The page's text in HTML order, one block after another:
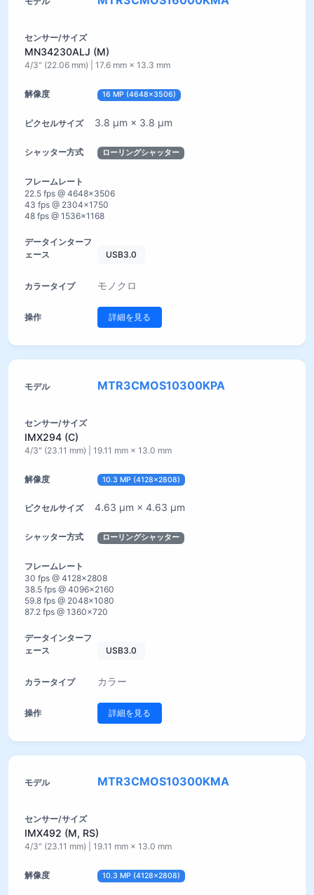
MN34230ALJ (M)
4/3" (22.06 mm) | 17.6 mm × 13.3 mm
16 MP (4648×3506)
3.8 µm × 3.8 µm
ローリングシャッター
22.5 fps @ 4648×3506
43 fps @ 2304×1750
48 fps @ 1536×1168
USB3.0
モノクロ
詳細を見る
MTR3CMOS10300KPA
IMX294 (C)
4/3" (23.11 mm) | 19.11 mm × 13.0 mm
10.3 MP (4128×2808)
4.63 µm × 4.63 µm
ローリングシャッター
30 fps @ 4128×2808
38.5 fps @ 4096×2160
59.8 fps @ 2048×1080
87.2 fps @ 1360×720
USB3.0
カラー
詳細を見る
MTR3CMOS10300KMA
IMX492 (M, RS)
4/3" (23.11 mm) | 19.11 mm × 13.0 mm
10.3 MP (4128×2808)